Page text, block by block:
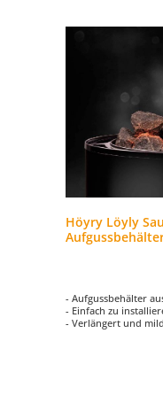
Höyry Löyly
- Aufgussbehälter
- Einfach zu
- Verlängert und